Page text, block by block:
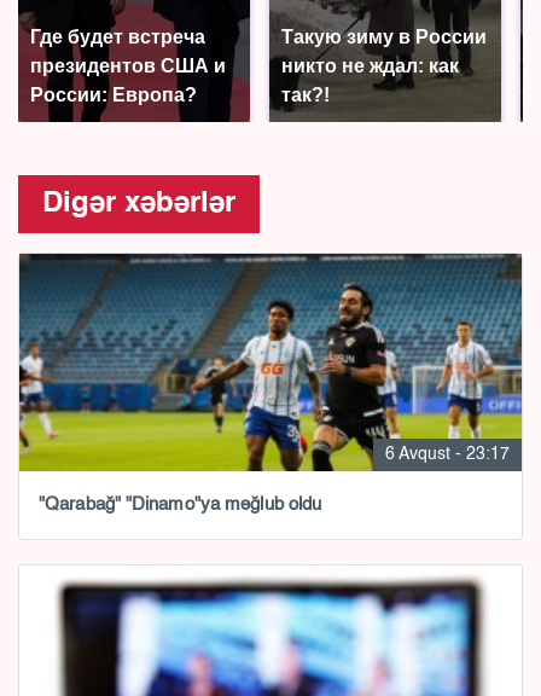
Где будет встреча
президентов США и
России: Европа?
Такую зиму в России
никто не ждал: как
так?!
Digər xəbərlər
6 Avqust - 23:17
"Qarabağ" "Dinamo"ya məğlub oldu